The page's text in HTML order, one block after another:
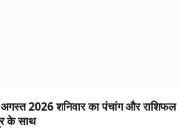
2026 शनिवार का पंचांग और राशिफल
के साथ